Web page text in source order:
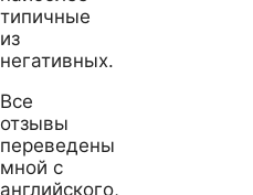
типичные
из
негативных.
Все
отзывы
переведены
мной с
английского,